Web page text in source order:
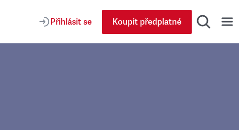
Přihlásit se Koupit předplatné